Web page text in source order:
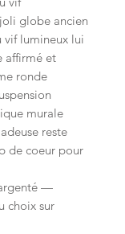
globe ancien
vif lumineux lui
affirmé et
ronde
murale
reste
de coeur pour
—
choix sur